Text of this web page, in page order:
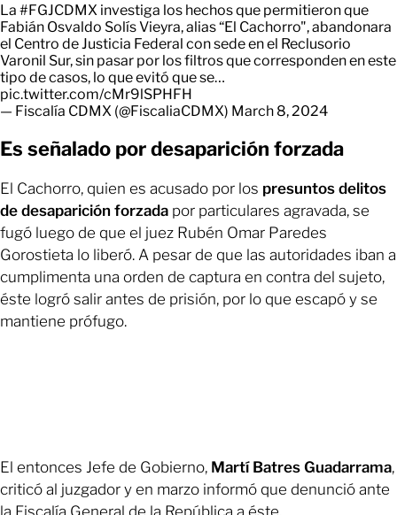
La #FGJCDMX investiga los hechos que permitieron que
Fabián Osvaldo Solís Vieyra, alias “El Cachorro", abandonara
el Centro de Justicia Federal con sede en el Reclusorio
Varonil Sur, sin pasar por los filtros que corresponden en este
tipo de casos, lo que evitó que se…
pic.twitter.com/cMr9lSPHFH
— Fiscalía CDMX (@FiscaliaCDMX) March 8, 2024
Es señalado por desaparición forzada
El Cachorro, quien es acusado por los presuntos delitos
de desaparición forzada por particulares agravada, se
fugó luego de que el juez Rubén Omar Paredes
Gorostieta lo liberó. A pesar de que las autoridades iban a
cumplimenta una orden de captura en contra del sujeto,
éste logró salir antes de prisión, por lo que escapó y se
mantiene prófugo.
El entonces Jefe de Gobierno, Martí Batres Guadarrama,
criticó al juzgador y en marzo informó que denunció ante
la Fiscalía General de la República a éste.